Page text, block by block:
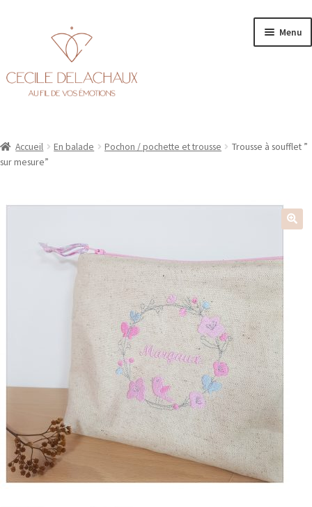
navigation
Menu
Personnalisation
le
Accueil En balade Pochon / pochette et trousse
Trousse à soufflet ”
sur mesure”